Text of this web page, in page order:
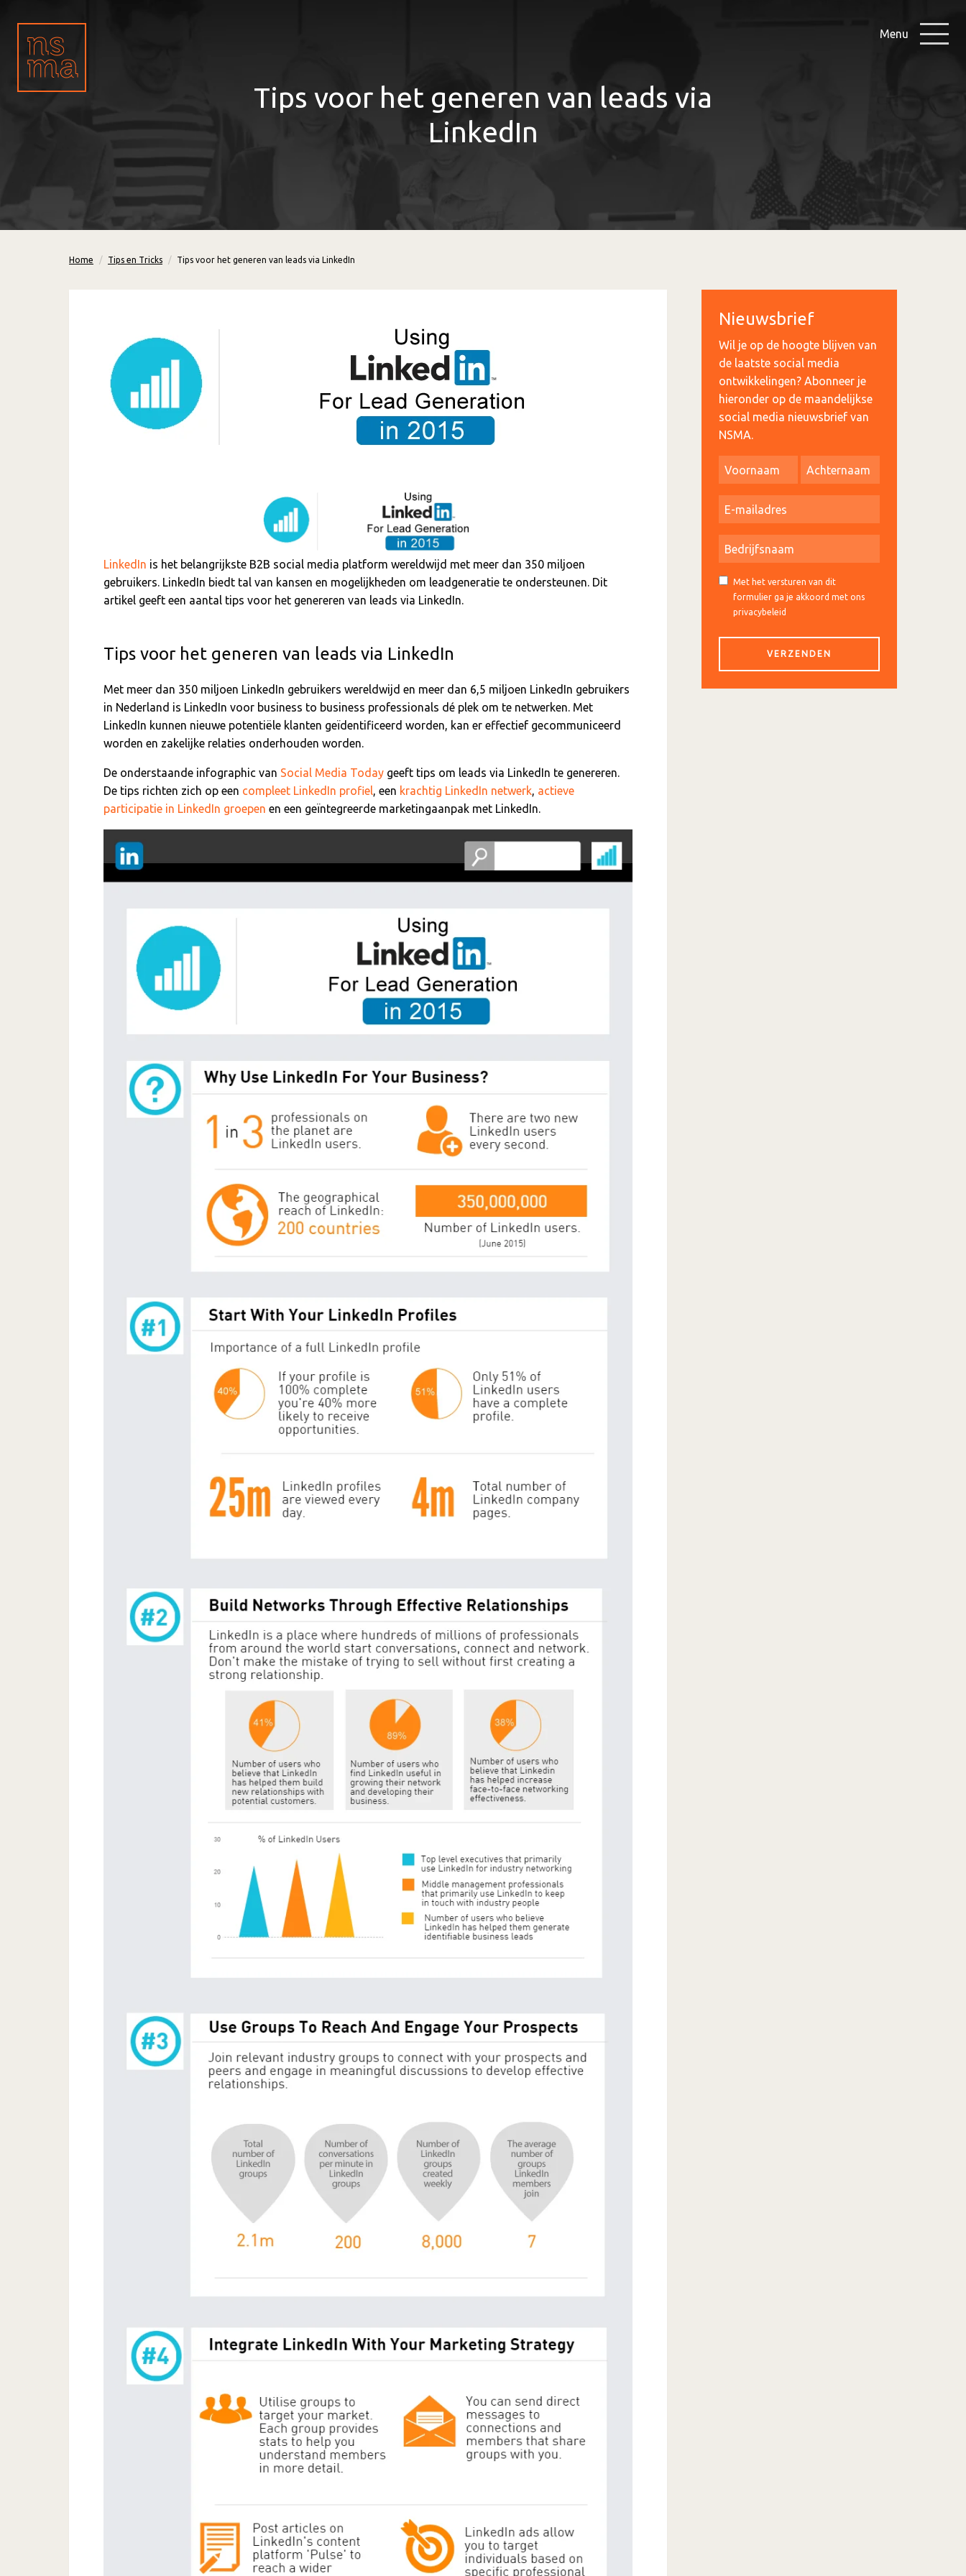
Menu
Tips voor het generen van leads via
LinkedIn
Home Tips en Tricks Tips voor het generen van leads via LinkedIn
LinkedIn is het belangrijkste B2B social media platform wereldwijd met meer dan 350 miljoen
gebruikers. LinkedIn biedt tal van kansen en mogelijkheden om leadgeneratie te ondersteunen. Dit
artikel geeft een aantal tips voor het genereren van leads via LinkedIn.
Tips voor het generen van leads via LinkedIn
Met meer dan 350 miljoen LinkedIn gebruikers wereldwijd en meer dan 6,5 miljoen LinkedIn gebruikers
in Nederland is LinkedIn voor business to business professionals dé plek om te netwerken. Met
LinkedIn kunnen nieuwe potentiële klanten geïdentificeerd worden, kan er effectief gecommuniceerd
worden en zakelijke relaties onderhouden worden.
De onderstaande infographic van Social Media Today geeft tips om leads via LinkedIn te genereren.
De tips richten zich op een compleet LinkedIn profiel, een krachtig LinkedIn netwerk, actieve
participatie in LinkedIn groepen en een geïntegreerde marketingaanpak met LinkedIn.
Nieuwsbrief
Wil je op de hoogte blijven van
de laatste social media
ontwikkelingen? Abonneer je
hieronder op de maandelijkse
social media nieuwsbrief van
NSMA.
Met het versturen van dit
formulier ga je akkoord met ons
privacybeleid